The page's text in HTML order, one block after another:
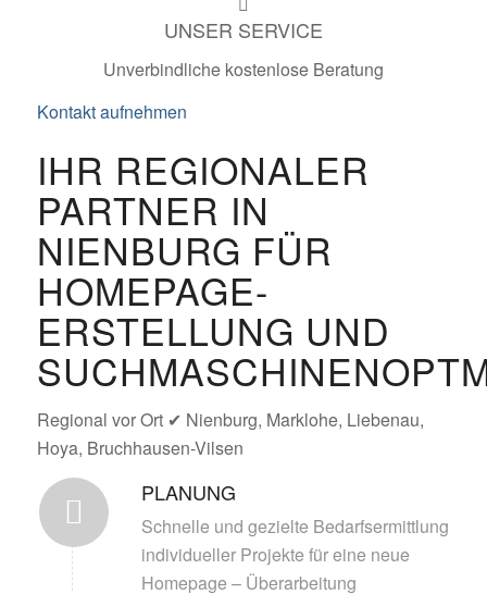
UNSER SERVICE
Unverbindliche kostenlose Beratung
Kontakt aufnehmen
IHR REGIONALER
PARTNER IN
NIENBURG FÜR
HOMEPAGE-
ERSTELLUNG UND
Regional vor Ort ✔ Nienburg, Marklohe, Liebenau,
Hoya, Bruchhausen-Vilsen
PLANUNG
Schnelle und gezielte Bedarfsermittlung
individueller Projekte für eine neue
Homepage – Überarbeitung